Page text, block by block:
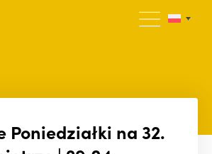
Poniedziałki na 32.